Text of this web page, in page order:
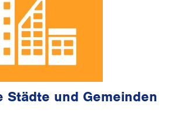
Städte und Gemeinden